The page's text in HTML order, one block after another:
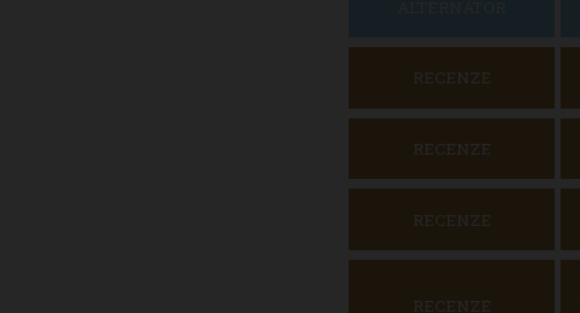
RECENZE
RECENZE
RECENZE
RECENZE